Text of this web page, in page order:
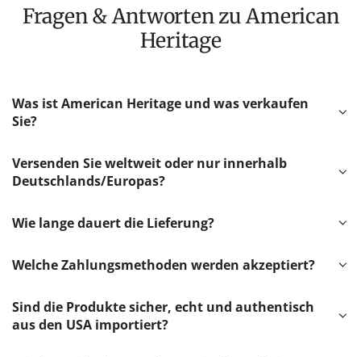
Fragen & Antworten zu American
Heritage
Was ist American Heritage und was verkaufen
Sie?
Versenden Sie weltweit oder nur innerhalb
Deutschlands/Europas?
Wie lange dauert die Lieferung?
Welche Zahlungsmethoden werden akzeptiert?
Sind die Produkte sicher, echt und authentisch
aus den USA importiert?